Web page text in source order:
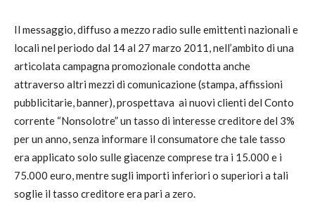
Il messaggio, diffuso a mezzo radio sulle emittenti nazionali e
locali nel periodo dal 14 al 27 marzo 2011, nell’ambito di una
articolata campagna promozionale condotta anche
attraverso altri mezzi di comunicazione (stampa, affissioni
pubblicitarie, banner), prospettava ai nuovi clienti del Conto
corrente “Nonsolotre” un tasso di interesse creditore del 3%
per un anno, senza informare il consumatore che tale tasso
era applicato solo sulle giacenze comprese tra i 15.000 e i
75.000 euro, mentre sugli importi inferiori o superiori a tali
soglie il tasso creditore era pari a zero.